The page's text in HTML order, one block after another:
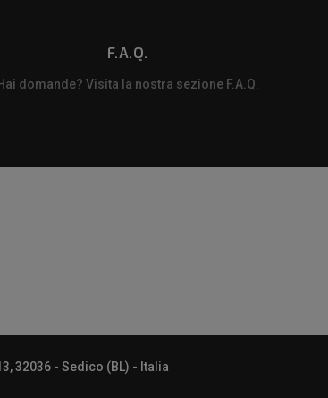
F.A.Q.
domande? Visita la nostra sezione F.A.Q.
32036 - Sedico (BL) - Italia